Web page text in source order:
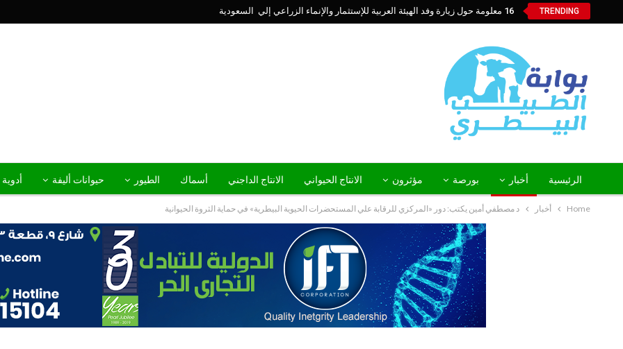
TRENDING 16 معلومة حول زيارة وفد الهيئة العربية للإستثمار والإنماء الزراعي إلي السعودية
الرئيسية أخبار بورصة مؤثرون الانتاج الحيواني الانتاج الداجني أسماك الطيور حيوانات أليفة
Home أخبار د مصطفي أمين يكتب: دور «المركزي للرقابة علي المستحضرات الحيوية البيطرية» في حماية الثروة الحيوانية